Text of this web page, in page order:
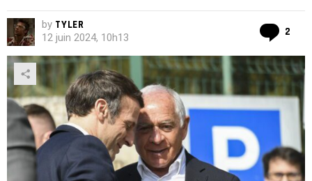
by TYLER
12 juin 2024, 10h13 2